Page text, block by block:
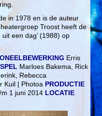
in 1978 en is de auteur
Troost heeft de
een dag’ (1988) op
Erris
SPEL Marloes Bakema, Rick
Rebecca
Kuil | Photoa PRODUCTIE
1 juni 2014 LOCATIE